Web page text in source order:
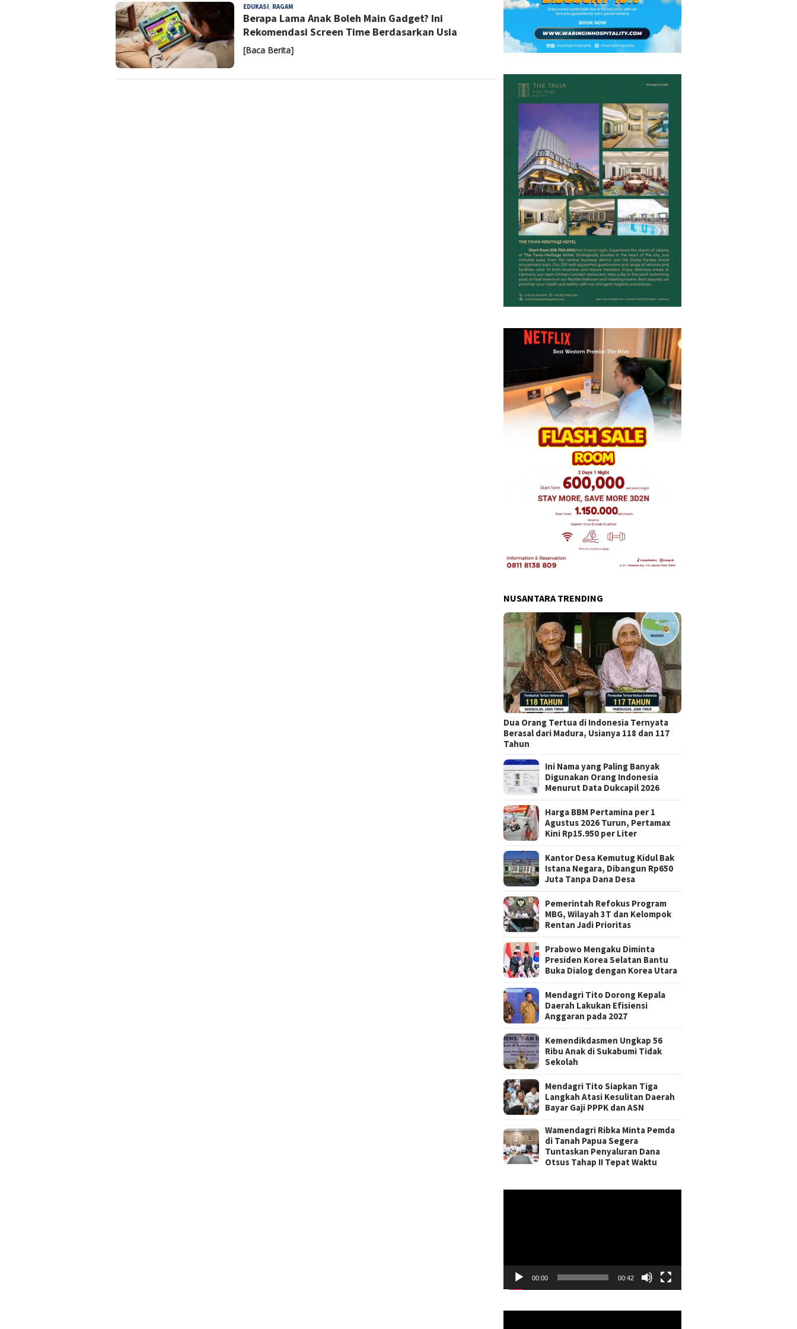
EDUKASI, RAGAM
Noviyanti
Berapa Lama Anak Boleh Main Gadget? Ini
Rekomendasi Screen Time Berdasarkan Usia
[Baca Berita]
NUSANTARA TRENDING
Dua Orang Tertua di Indonesia Ternyata
Berasal dari Madura, Usianya 118 dan 117
Tahun
Ini Nama yang Paling Banyak
Digunakan Orang Indonesia
Menurut Data Dukcapil 2026
Harga BBM Pertamina per 1
Agustus 2026 Turun, Pertamax
Kini Rp15.950 per Liter
Kantor Desa Kemutug Kidul Bak
Istana Negara, Dibangun Rp650
Juta Tanpa Dana Desa
Pemerintah Refokus Program
MBG, Wilayah 3T dan Kelompok
Rentan Jadi Prioritas
Prabowo Mengaku Diminta
Presiden Korea Selatan Bantu
Buka Dialog dengan Korea Utara
Mendagri Tito Dorong Kepala
Daerah Lakukan Efisiensi
Anggaran pada 2027
Kemendikdasmen Ungkap 56
Ribu Anak di Sukabumi Tidak
Sekolah
Mendagri Tito Siapkan Tiga
Langkah Atasi Kesulitan Daerah
Bayar Gaji PPPK dan ASN
Wamendagri Ribka Minta Pemda
di Tanah Papua Segera
Tuntaskan Penyaluran Dana
Otsus Tahap II Tepat Waktu
00:00 00:42